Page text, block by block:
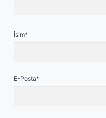
İsim*
E-Posta*